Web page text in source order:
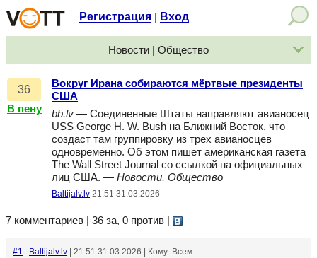
Регистрация Вход
Новости | Общество
36
В пену
Вокруг Ирана собираются мёртвые президенты
США
bb.lv — Соединенные Штаты направляют авианосец
USS George H. W. Bush на Ближний Восток, что
создаст там группировку из трех авианосцев
одновременно. Об этом пишет американская газета
The Wall Street Journal со ссылкой на официальных
лиц США. — Новости, Общество
Baltijalv.lv 21:51 31.03.2026
7 комментариев | 36 за, 0 против
#1 Baltijalv.lv | 21:51 31.03.2026 | Кому: Всем